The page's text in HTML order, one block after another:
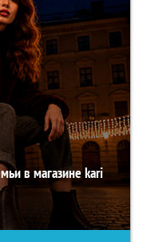
в магазине kari